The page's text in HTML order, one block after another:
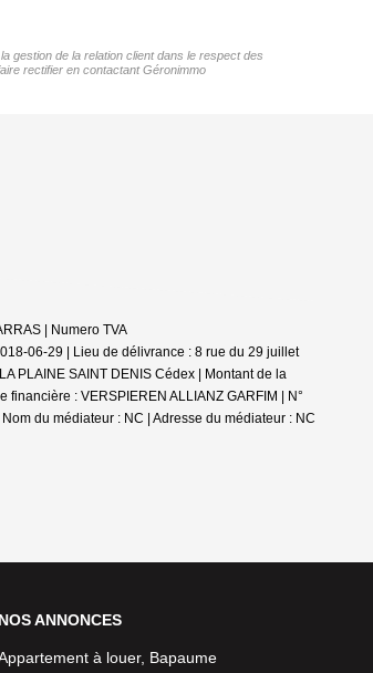
gestion de la relation client dans le respect des
rectifier en contactant Géronimmo
| Numero TVA
06-29 | Lieu de délivrance : 8 rue du 29 juillet
PLAINE SAINT DENIS Cédex | Montant de la
: VERSPIEREN ALLIANZ GARFIM | N°
du médiateur : NC | Adresse du médiateur : NC
NOS ANNONCES
à louer, Bapaume